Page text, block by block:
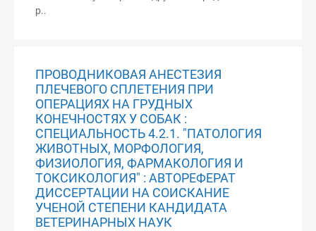
p..
ПРОВОДНИКОВАЯ АНЕСТЕЗИЯ
ПЛЕЧЕВОГО СПЛЕТЕНИЯ ПРИ
ОПЕРАЦИЯХ НА ГРУДНЫХ
КОНЕЧНОСТЯХ У СОБАК :
СПЕЦИАЛЬНОСТЬ 4.2.1. "ПАТОЛОГИЯ
ЖИВОТНЫХ, МОРФОЛОГИЯ,
ФИЗИОЛОГИЯ, ФАРМАКОЛОГИЯ И
ТОКСИКОЛОГИЯ" : АВТОРЕФЕРАТ
ДИССЕРТАЦИИ НА СОИСКАНИЕ
УЧЕНОЙ СТЕПЕНИ КАНДИДАТА
ВЕТЕРИНАРНЫХ НАУК